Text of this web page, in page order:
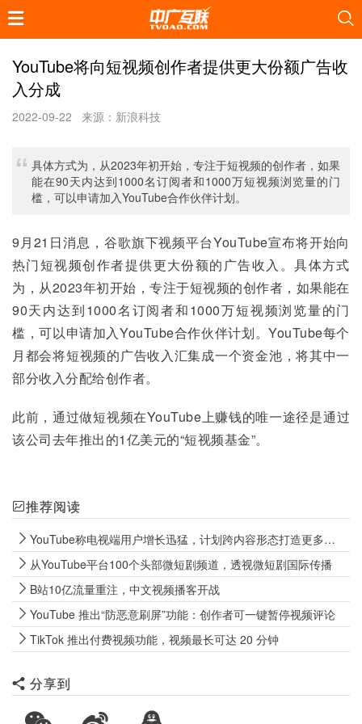
YouTube将向短视频创作者提供更大份额广告收
入分成
2022-09-22 来源：新浪科技
具体方式为，从2023年初开始，专注于短视频的创作者，如果
能在90天内达到1000名订阅者和1000万短视频浏览量的门
槛，可以申请加入YouTube合作伙伴计划。
9月21日消息，谷歌旗下视频平台YouTube宣布将开始向
热门短视频创作者提供更大份额的广告收入。具体方式
为，从2023年初开始，专注于短视频的创作者，如果能在
90天内达到1000名订阅者和1000万短视频浏览量的门
槛，可以申请加入YouTube合作伙伴计划。YouTube每个
月都会将短视频的广告收入汇集成一个资金池，将其中一
部分收入分配给创作者。
此前，通过做短视频在YouTube上赚钱的唯一途径是通过
该公司去年推出的1亿美元的“短视频基金”。
推荐阅读
YouTube称电视端用户增长迅猛，计划跨内容形态打造更多互动视频
从YouTube平台100个头部微短剧频道，透视微短剧国际传播
B站10亿流量重注，中文视频播客开战
YouTube 推出“防恶意刷屏”功能：创作者可一键暂停视频评论
TikTok 推出付费视频功能，视频最长可达 20 分钟
分享到